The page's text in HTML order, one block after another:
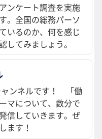
ンケート調査を実施
。全国の総務パーソ
いるのか、何を感じ
してみましょう。
ャンネルです！ 「働
マについて、数分で
信していきます。ぜ
ます！